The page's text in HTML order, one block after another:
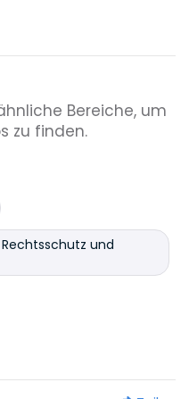
Bereiche, um
zu finden.
und